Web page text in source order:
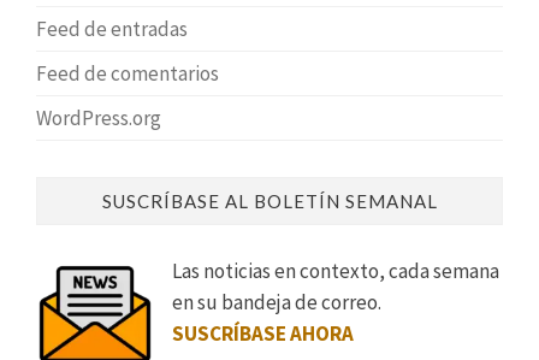
Feed de entradas
Feed de comentarios
WordPress.org
SUSCRÍBASE AL BOLETÍN SEMANAL
Las noticias en contexto, cada semana
en su bandeja de correo.
SUSCRÍBASE AHORA